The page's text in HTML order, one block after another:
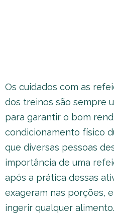
Os cuidados com as
dos treinos são sempre
para garantir o bom
condicionamento físico
que diversas pessoas
importância de uma
após a prática dessas
exageram nas porções,
ingerir qualquer